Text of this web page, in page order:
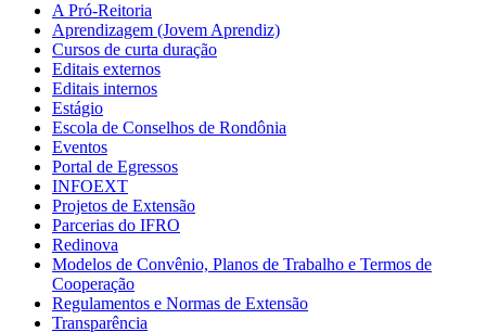
A Pró-Reitoria
Aprendizagem (Jovem Aprendiz)
Cursos de curta duração
Editais externos
Editais internos
Estágio
Escola de Conselhos de Rondônia
Eventos
Portal de Egressos
INFOEXT
Projetos de Extensão
Parcerias do IFRO
Redinova
Modelos de Convênio, Planos de Trabalho e Termos de
Cooperação
Regulamentos e Normas de Extensão
Transparência